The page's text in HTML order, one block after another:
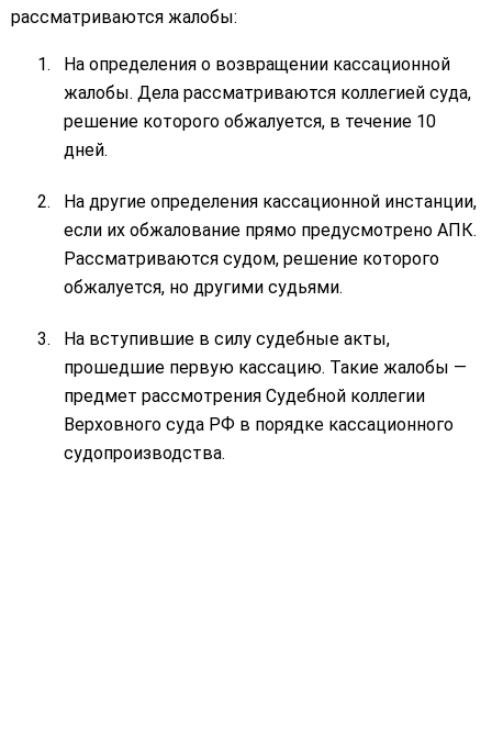
рассматриваются жалобы:
На определения о возвращении кассационной
жалобы. Дела рассматриваются коллегией суда,
решение которого обжалуется, в течение 10
дней.
На другие определения кассационной инстанции,
если их обжалование прямо предусмотрено АПК.
Рассматриваются судом, решение которого
обжалуется, но другими судьями.
На вступившие в силу судебные акты,
прошедшие первую кассацию. Такие жалобы —
предмет рассмотрения Судебной коллегии
Верховного суда РФ в порядке кассационного
судопроизводства.